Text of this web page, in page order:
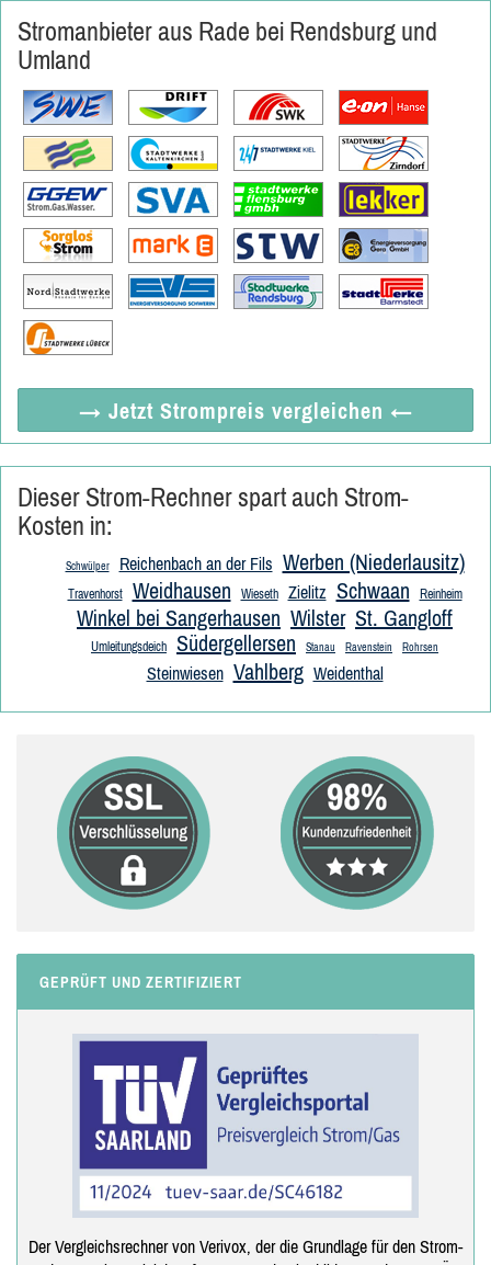
Stromanbieter aus Rade bei Rendsburg und
Umland
→ Jetzt Strompreis vergleichen ←
Dieser Strom-Rechner spart auch Strom-
Kosten in:
Schwülper Reichenbach an der Fils Werben (Niederlausitz)
Travenhorst Weidhausen Wieseth Zielitz Schwaan Reinheim
Winkel bei Sangerhausen Wilster St. Gangloff
Umleitungsdeich Südergellersen Stanau Ravenstein Rohrsen
Steinwiesen Vahlberg Weidenthal
GEPRÜFT UND ZERTIFIZIERT
Der Vergleichsrechner von Verivox, der die Grundlage für den Strom-